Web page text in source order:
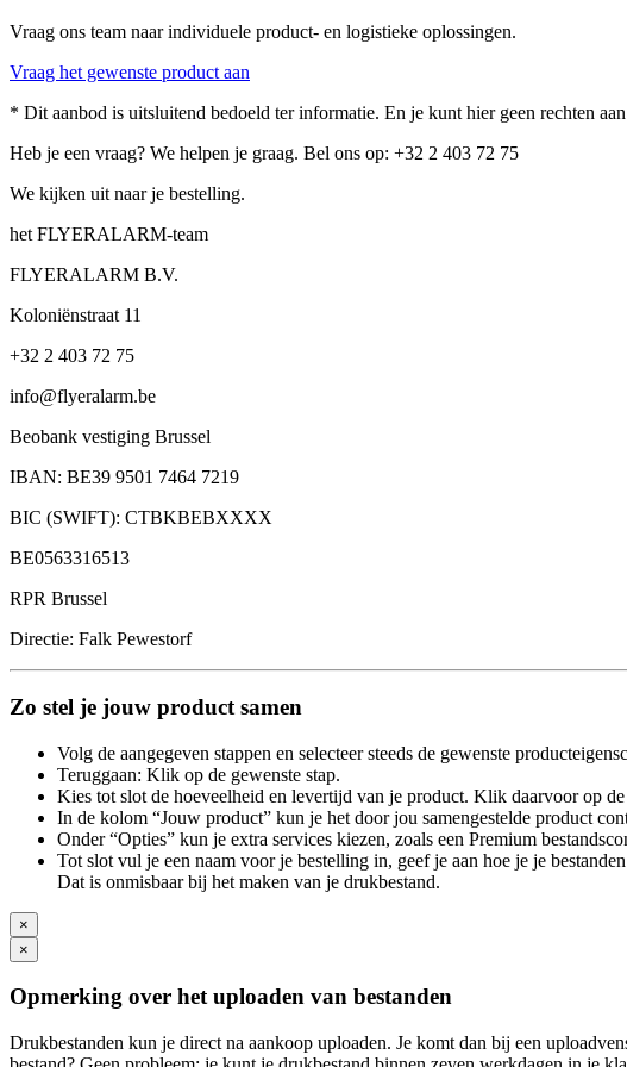
Vraag ons team naar individuele product- en logistieke oplossingen.
Vraag het gewenste product aan
* Dit aanbod is uitsluitend bedoeld ter informatie. En je kunt hier geen rechten
Heb je een vraag? We helpen je graag. Bel ons op: +32 2 403 72 75
We kijken uit naar je bestelling.
het FLYERALARM-team
FLYERALARM B.V.
Koloniënstraat 11
+32 2 403 72 75
info@flyeralarm.be
Beobank vestiging Brussel
IBAN: BE39 9501 7464 7219
BIC (SWIFT): CTBKBEBXXXX
BE0563316513
RPR Brussel
Directie: Falk Pewestorf
Zo stel je jouw product samen
Volg de aangegeven stappen en selecteer steeds de gewenste
Teruggaan: Klik op de gewenste stap.
Kies tot slot de hoeveelheid en levertijd van je product. Klik daarvoor op
In de kolom “Jouw product” kun je het door jou samengestelde product
Onder “Opties” kun je extra services kiezen, zoals een Premium
Tot slot vul je een naam voor je bestelling in, geef je aan hoe je je
Dat is onmisbaar bij het maken van je drukbestand.
×
×
Opmerking over het uploaden van bestanden
Drukbestanden kun je direct na aankoop uploaden. Je komt dan bij een